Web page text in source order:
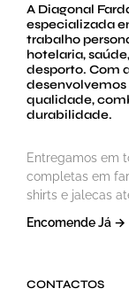
A Diagonal
especializada
trabalho
hotelaria,
desporto. Com
qualidade,
durabilidade.
Entregamos em
completas em
shirts e jalecas
Encomende Já →
CONTACTOS